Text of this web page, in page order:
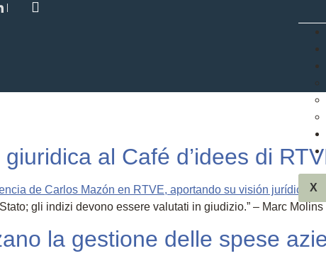
X
al Café d’idees di
gli indizi devono essere valutati in giudizio.” – Marc Molins
la gestione delle spese